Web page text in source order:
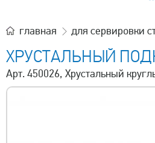
главная для сервировки
ХРУСТАЛЬНЫЙ
Арт. 450026, Хрустальный